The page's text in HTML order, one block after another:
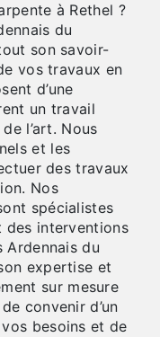
du
son savoir-
vos travaux en
d’une
un travail
l’art. Nous
et les
des travaux
Nos
spécialistes
interventions
Ardennais du
expertise et
sur mesure
convenir d’un
besoins et de